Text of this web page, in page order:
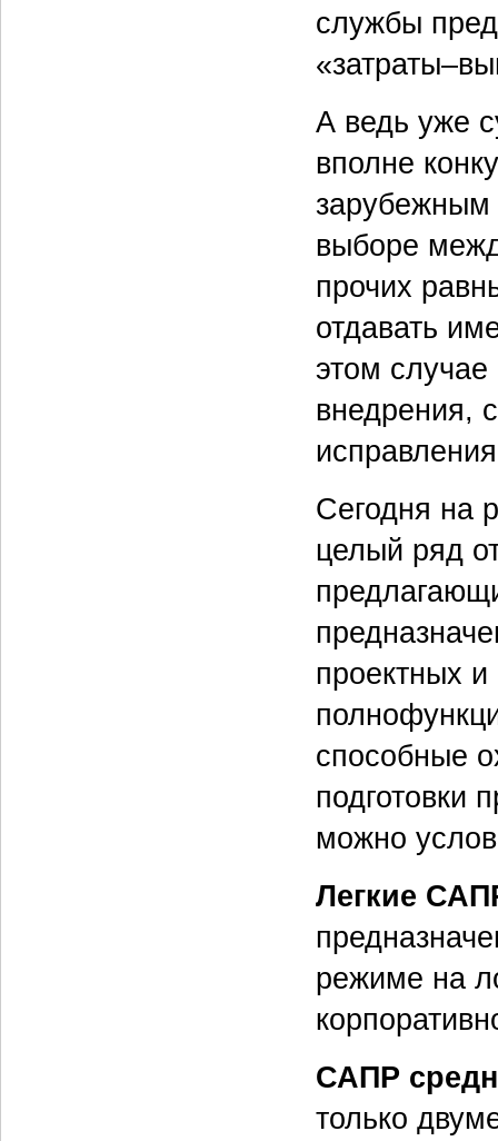
службы
А ведь уже
вполне
выборе
прочих
отдавать
этом
внедрения,
Сегодня на
целый ряд
проектных и
способные
подготовки
можно
Легкие
режиме на
САПР
только